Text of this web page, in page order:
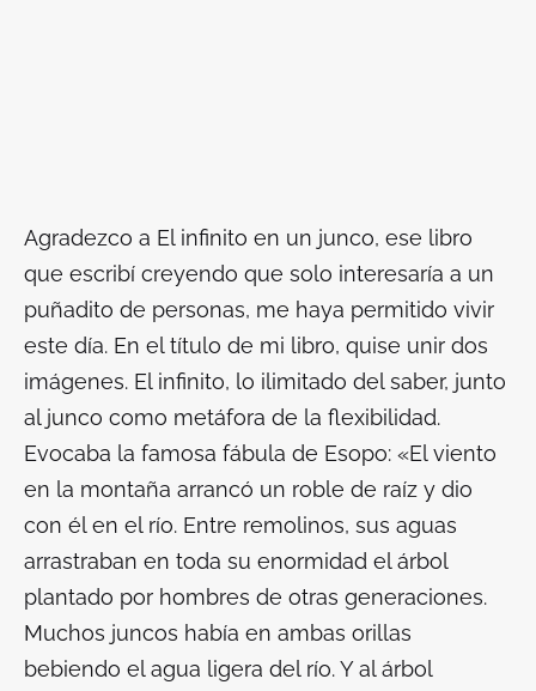
Agradezco a El infinito en un junco, ese libro
que escribí creyendo que solo interesaría a un
puñadito de personas, me haya permitido vivir
este día. En el título de mi libro, quise unir dos
imágenes. El infinito, lo ilimitado del saber, junto
al junco como metáfora de la flexibilidad.
Evocaba la famosa fábula de Esopo: «El viento
en la montaña arrancó un roble de raíz y dio
con él en el río. Entre remolinos, sus aguas
arrastraban en toda su enormidad el árbol
plantado por hombres de otras generaciones.
Muchos juncos había en ambas orillas
bebiendo el agua ligera del río. Y al árbol